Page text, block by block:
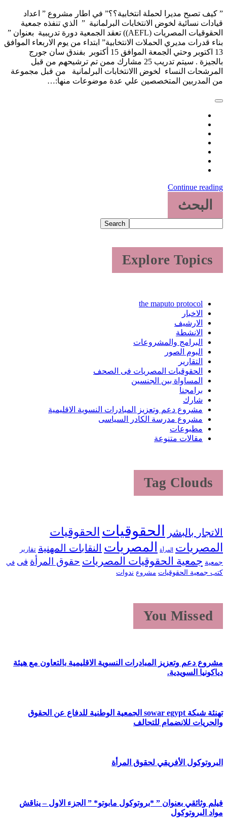
” كيف تصبح مديرا لحملة انتخابية؟؟” في اطار مشروع ” اعداد
قيادات نسائية لخوض الانتخابات البرلمانية ” الذي تنفذه جمعية
الحقوقيات المصريات (AEFL)) تعقد الجمعية دورة تدريبية بعنوان ”
بناء قدرات مديري الحملات الانتخابية” ابتداء من يوم الاربعاء الموافق
13 اكتوبر وحتي الجمعة الموافق 15 أكتوبر بفندق سان جورج
بالجيزة . سيتم تدريب 25 مشارك ممن تم ترشيحهم من قبل
المرشحات النساء لخوض االانتخابات البرلمانية من قبل مجموعة
من المدربين المتخصصين علي عدة موضوعات منها:…
Continue reading
البحث
Search
Explore Topics
the maputo protocol
الاخبار
الارشيف
الانشطة
البرامج والمشروعات
البوم الصور
التقارير
الحقوقيات المصريات فى الصحف
المساواة بين الجنسين
برامجنا
شارك
مشروع دعم وتعزيز المبادرات النسوية الاقليمية
مشروع مدرسة الكادر السياسى
مطبوعات
مقالات متنوعة
Tag Clouds
الاتجار بالبشر الحقوقيات الحقوقيات
المصريات
المرأة المصريات النقابات المهنية تقارير
جمعية جمعية الحقوقيات المصريات حقوق المرأة فى في
كتب جمعية الحقوقيات مشروع ندوات
You Missed
مشروع دعم وتعزيز المبادرات النسوية الاقليمية بالتعاون مع هيئة
دياكونيا السويدية.
تهنئة شبكة sowar egypt الجمعية الوطنية للدفاع عن الحقوق
والحريات للانضمام للتحالف
البروتوكول الأفريقي لحقوق المرأة
فيلم وثائقي بعنوان ” *بروتوكول مابوتو* ” الجزء الاول – يناقش
مواد البروتوكول